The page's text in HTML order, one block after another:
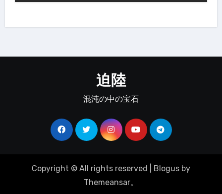
迫陸
混沌の中の宝石
Copyright © All rights reserved Blogus by
Themeansar。